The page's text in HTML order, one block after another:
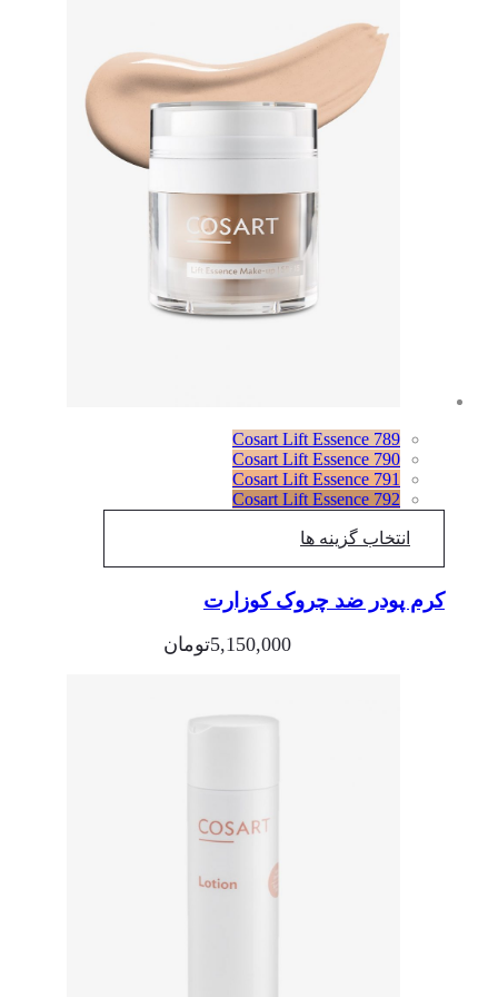
Cosart Lift Essence 789
Cosart Lift Essence 790
Cosart Lift Essence 791
Cosart Lift Essence 792
انتخاب گزینه ها
کرم پودر ضد چروک کوزارت
5,150,000تومان